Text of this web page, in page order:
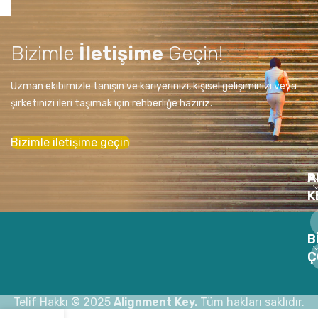
Bizimle İletişimeGeçin!
Uzman ekibimizle tanışın ve kariyerinizi, kişisel gelişiminizi veya
şirketinizi ileri taşımak için rehberliğe hazırız.
Bizimle iletişime geçin
Telif Hakkı © 2025 Alignment Key. Tüm hakları saklıdır.